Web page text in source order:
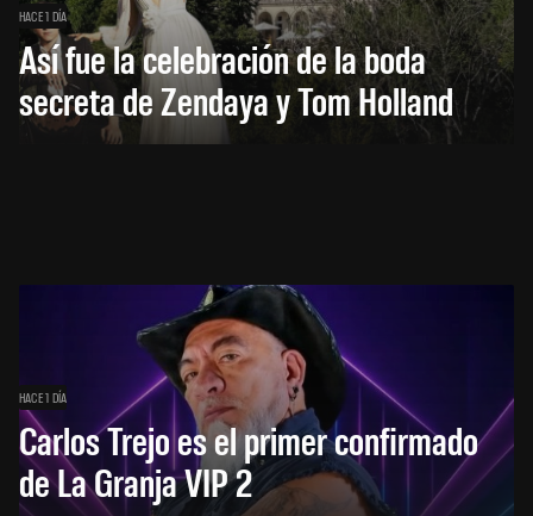
HACE 1 DÍA
Así fue la celebración de la boda
secreta de Zendaya y Tom Holland
HACE 1 DÍA
Carlos Trejo es el primer confirmado
de La Granja VIP 2